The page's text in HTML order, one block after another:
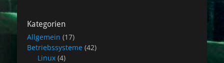
Kategorien
Allgemein (17)
Betriebssysteme (42)
Linux (4)